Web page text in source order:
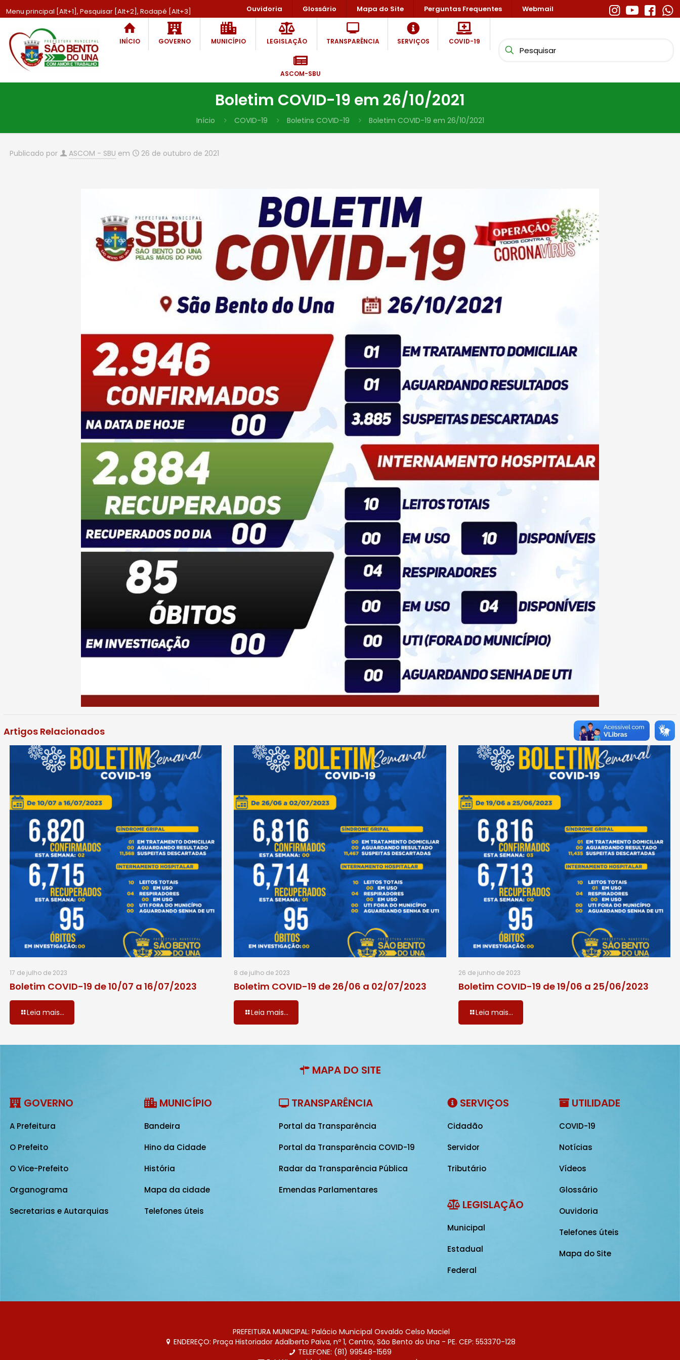
Menu principal [Alt+1], Pesquisar [Alt+2], Rodapé [Alt+3] Ouvidoria Glossário Mapa do Site Perguntas Frequentes Webmail
INÍCIO GOVERNO MUNICÍPIO LEGISLAÇÃO TRANSPARÊNCIA SERVIÇOS COVID-19
ASCOM-SBU
Boletim COVID-19 em 26/10/2021
Início COVID-19 Boletins COVID-19 Boletim COVID-19 em 26/10/2021
Publicado por ASCOM - SBU em 26 de outubro de 2021
Artigos Relacionados
17 de julho de 2023
Boletim COVID-19 de 10/07 a 16/07/2023
Leia mais...
8 de julho de 2023
Boletim COVID-19 de 26/06 a 02/07/2023
Leia mais...
26 de junho de 2023
Boletim COVID-19 de 19/06 a 25/06/2023
Leia mais...
MAPA DO SITE
GOVERNO
A Prefeitura
O Prefeito
O Vice-Prefeito
Organograma
Secretarias e Autarquias
MUNICÍPIO
Bandeira
Hino da Cidade
História
Mapa da cidade
Telefones úteis
TRANSPARÊNCIA
Portal da Transparência
Portal da Transparência COVID-19
Radar da Transparência Pública
Emendas Parlamentares
SERVIÇOS
Cidadão
Servidor
Tributário
LEGISLAÇÃO
Municipal
Estadual
Federal
UTILIDADE
COVID-19
Notícias
Vídeos
Glossário
Ouvidoria
Telefones úteis
Mapa do Site
PREFEITURA MUNICIPAL: Palácio Municipal Osvaldo Celso Maciel
ENDEREÇO: Praça Historiador Adalberto Paiva, nº 1, Centro, São Bento do Una - PE. CEP: 553370-128
TELEFONE: (81) 99548-1569